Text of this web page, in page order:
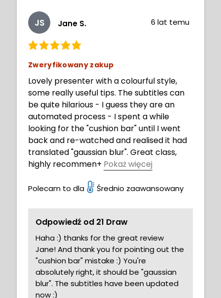
JS Jane S. 6 lat temu
Zweryfikowany zakup
Lovely presenter with a colourful style,
some really useful tips. The subtitles can
be quite hilarious - I guess they are an
automated process - I spent a while
looking for the "cushion bar" until I went
back and re-watched and realised it had
translated "gaussian blur". Great class,
highly recommen+ Pokaż więcej
Polecam to dla Średnio zaawansowany
Odpowiedź od 21 Draw
Haha :) thanks for the great review
Jane! And thank you for pointing out the
"cushion bar" mistake :) You're
absolutely right, it should be "gaussian
blur". The subtitles have been updated
now :)